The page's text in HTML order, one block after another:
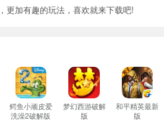
更加有趣的玩法，喜欢就来下载吧!
鳄鱼小顽皮爱
洗澡2破解版
梦幻西游破解
版
和平精英最新
版